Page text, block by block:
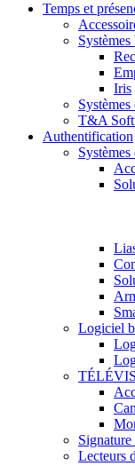
Temps et
Iris
T&A
Authentification
Logiciel
Lecteurs